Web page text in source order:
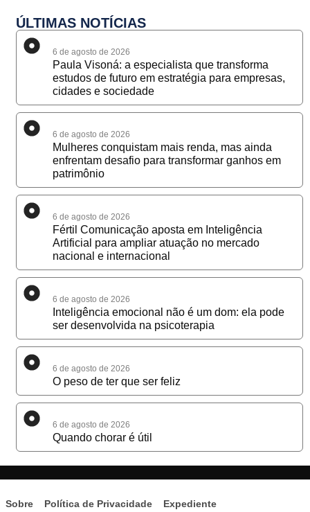
ÚLTIMAS NOTÍCIAS
6 de agosto de 2026
Paula Visoná: a especialista que transforma
estudos de futuro em estratégia para empresas,
cidades e sociedade
6 de agosto de 2026
Mulheres conquistam mais renda, mas ainda
enfrentam desafio para transformar ganhos em
patrimônio
6 de agosto de 2026
Fértil Comunicação aposta em Inteligência
Artificial para ampliar atuação no mercado
nacional e internacional
6 de agosto de 2026
Inteligência emocional não é um dom: ela pode
ser desenvolvida na psicoterapia
6 de agosto de 2026
O peso de ter que ser feliz
6 de agosto de 2026
Quando chorar é útil
Sobre Política de Privacidade Expediente